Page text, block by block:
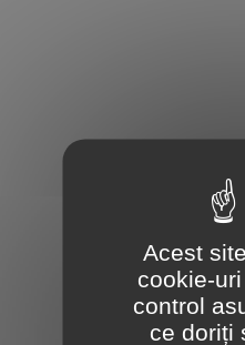
Acest
cookie-
control
ce doriți